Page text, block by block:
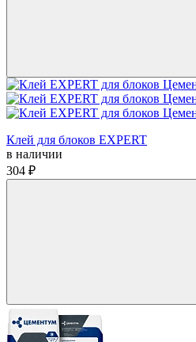
Клей для блоков EXPERT
в наличии
304 ₽